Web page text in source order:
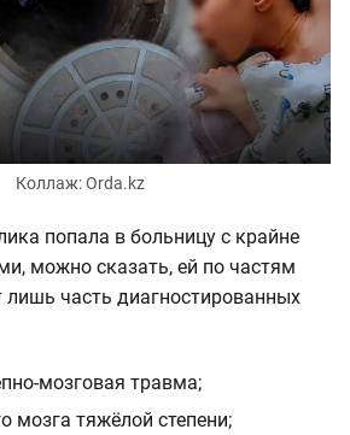
Коллаж: Orda.kz
попала в больницу с крайне
можно сказать, ей по частям
лишь часть диагностированных
мозговая травма;
мозга тяжёлой степени;